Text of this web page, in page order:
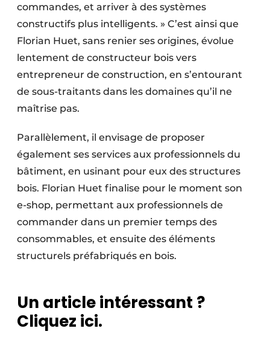
commandes, et arriver à des systèmes
constructifs plus intelligents. » C’est ainsi que
Florian Huet, sans renier ses origines, évolue
lentement de constructeur bois vers
entrepreneur de construction, en s’entourant
de sous-traitants dans les domaines qu’il ne
maîtrise pas.
Parallèlement, il envisage de propo­ser
également ses services aux professionnels du
bâtiment, en usinant pour eux des structures
bois. Florian Huet finalise pour le moment son
e-shop, permettant aux professionnels de
commander dans un premier temps des
consommables, et ensuite des éléments
structurels préfabriqués en bois.
Un article intéressant ?
Cliquez ici.